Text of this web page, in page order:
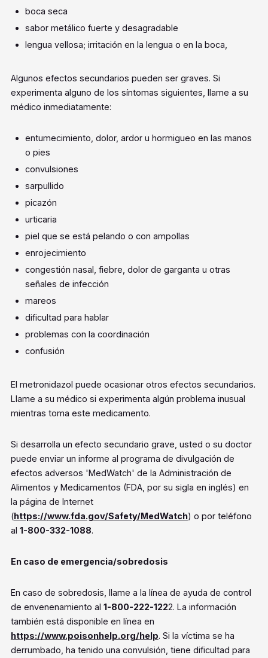
boca seca
sabor metálico fuerte y desagradable
lengua vellosa; irritación en la lengua o en la boca,
Algunos efectos secundarios pueden ser graves. Si
experimenta alguno de los síntomas siguientes, llame a su
médico inmediatamente:
entumecimiento, dolor, ardor u hormigueo en las manos
o pies
convulsiones
sarpullido
picazón
urticaria
piel que se está pelando o con ampollas
enrojecimiento
congestión nasal, fiebre, dolor de garganta u otras
señales de infección
mareos
dificultad para hablar
problemas con la coordinación
confusión
El metronidazol puede ocasionar otros efectos secundarios.
Llame a su médico si experimenta algún problema inusual
mientras toma este medicamento.
Si desarrolla un efecto secundario grave, usted o su doctor
puede enviar un informe al programa de divulgación de
efectos adversos 'MedWatch' de la Administración de
Alimentos y Medicamentos (FDA, por su sigla en inglés) en
la página de Internet
(https://www.fda.gov/Safety/MedWatch) o por teléfono
al 1-800-332-1088.
En caso de emergencia/sobredosis
En caso de sobredosis, llame a la línea de ayuda de control
de envenenamiento al 1-800-222-1222. La información
también está disponible en línea en
https://www.poisonhelp.org/help. Si la víctima se ha
derrumbado, ha tenido una convulsión, tiene dificultad para